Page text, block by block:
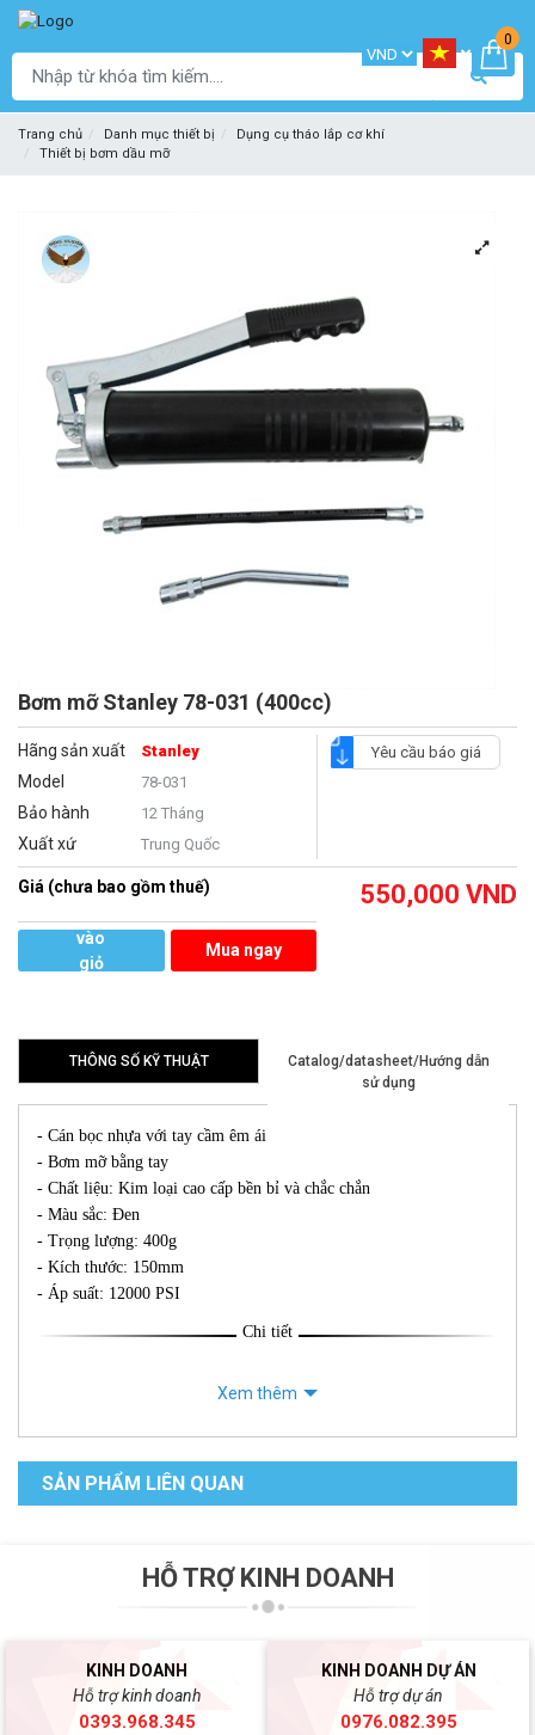
0
Trang chủ Danh mục thiết bị
Dụng cụ tháo lắp cơ khí
Thiết bị bơm dầu mỡ
Bơm mỡ Stanley 78-031 (400cc)
Hãng sản xuất Stanley
Model 78-031
Bảo hành 12 Tháng
Xuất xứ Trung Quốc
Yêu cầu báo giá
Giá (chưa bao gồm thuế) 550,000 VND
vào
giỏ
Mua ngay
THÔNG SỐ KỸ THUẬT
Catalog/datasheet/Hướng dẫn
sử dụng
- Cán bọc nhựa với tay cầm êm ái
- Bơm mỡ bằng tay
- Chất liệu: Kim loại cao cấp bền bỉ và chắc chắn
- Màu sắc: Đen
- Trọng lượng: 400g
- Kích thước: 150mm
- Áp suất: 12000 PSI
Chi tiết
Xem thêm
SẢN PHẨM LIÊN QUAN
HỖ TRỢ KINH DOANH
KINH DOANH
Hỗ trợ kinh doanh
0393.968.345
KINH DOANH DỰ ÁN
Hỗ trợ dự án
0976.082.395